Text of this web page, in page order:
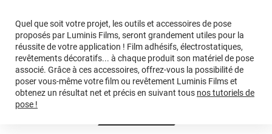
Quel que soit votre projet, les outils et accessoires de pose
proposés par Luminis Films, seront grandement utiles pour la
réussite de votre application ! Film adhésifs, électrostatiques,
revêtements décoratifs... à chaque produit son matériel de pose
associé. Grâce à ces accessoires, offrez-vous la possibilité de
poser vous-même votre film ou revêtement Luminis Films et
obtenez un résultat net et précis en suivant tous nos tutoriels de
pose !